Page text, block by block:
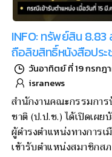
INFO: ทรัพย์สิน
ถือลิขสิทธิ์หนังสือประ
วันอาทิตย์ ที่ 19 กรกฎ
isranews
สำนักงานคณะกรรมกา
ชาติ (ป.ป.ช.) ได้เปิดเผ
ผู้ดำรงตำแหน่งทางการ
เข้ารับตำแหน่งสมาชิกส